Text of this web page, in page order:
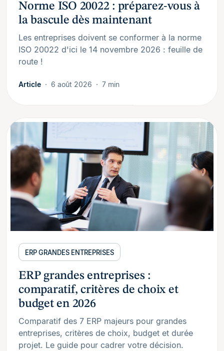
Norme ISO 20022 : préparez-vous à
la bascule dès maintenant
Les entreprises doivent se conformer à la norme
ISO 20022 d'ici le 14 novembre 2026 : feuille de
route !
Article 6 août 2026 7 min
ERP GRANDES ENTREPRISES
ERP grandes entreprises :
comparatif, critères de choix et
budget en 2026
Comparatif des 7 ERP majeurs pour grandes
entreprises, critères de choix, budget et durée
projet. Le guide pour cadrer votre décision.